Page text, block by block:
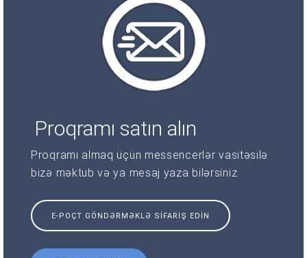
Proqramı satın alın
Proqramı almaq üçün messencerlər vasitəsilə
bizə məktub və ya mesaj yaza bilərsiniz
E-POÇT GÖNDƏRMƏKLƏ SIFARIŞ EDIN